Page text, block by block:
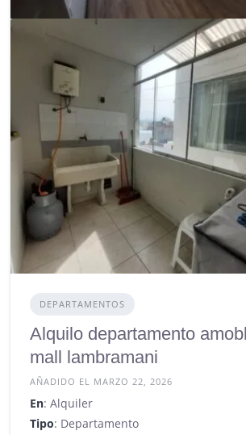
DEPARTAMENTOS
Alquilo departamento
mall lambramani
AÑADIDO EL MARZO 22, 2026
En: Alquiler
Tipo: Departamento